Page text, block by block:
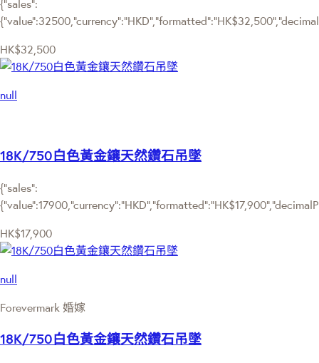
{"sales":
HK$32,500
null
18K/750白色黃金鑲天然鑽石吊墜
{"sales":
HK$17,900
null
Forevermark 婚嫁
18K/750白色黃金鑲天然鑽石吊墜